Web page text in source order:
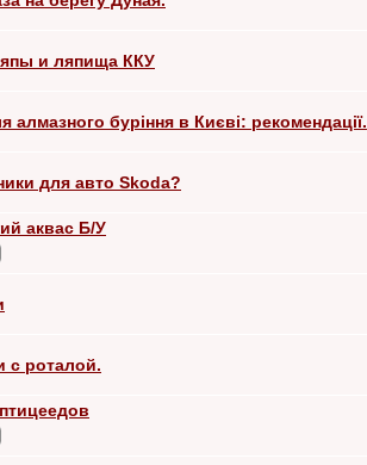
и ляпища ККУ
алмазного буріння в Києві: рекомендації.
для авто Skoda?
аквас Б/У
с роталой.